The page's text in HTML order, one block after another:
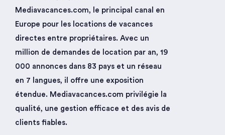
Mediavacances.com, le principal canal en
Europe pour les locations de vacances
directes entre propriétaires. Avec un
million de demandes de location par an, 19
000 annonces dans 83 pays et un réseau
en 7 langues, il offre une exposition
étendue. Mediavacances.com privilégie la
qualité, une gestion efficace et des avis de
clients fiables.